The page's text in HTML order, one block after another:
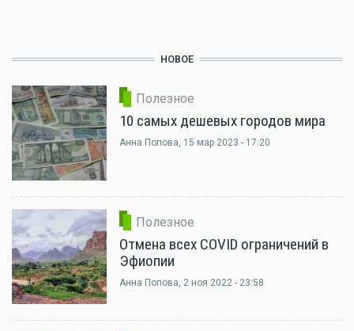
НОВОЕ
Полезное
10 самых дешевых городов мира
Анна Попова, 15 мар 2023 - 17:20
Полезное
Отмена всех COVID ограничений в
Эфиопии
Анна Попова, 2 ноя 2022 - 23:58